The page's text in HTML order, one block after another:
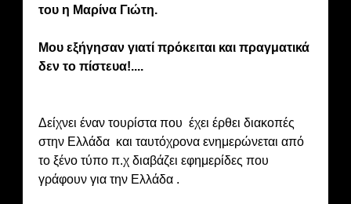
του η Μαρίνα Γιώτη.
Μου εξήγησαν γιατί πρόκειται και πραγματικά
δεν το πίστευα!....
Δείχνει έναν τουρίστα που έχει έρθει διακοπές
στην Ελλάδα και ταυτόχρονα ενημερώνεται από
το ξένο τύπο π.χ διαβάζει εφημερίδες που
γράφουν για την Ελλάδα .